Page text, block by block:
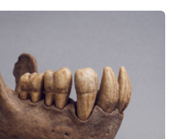
oder Gase, die sich durch
nach oben bahnen? Jun.-Prof. Dr.
Vulkanseismologin an der
Universität Mainz (JGU), und ihr
Oldoinyo Lengai in Tansania
„Wir konnten die Tremore
sondern ihren Ort in…